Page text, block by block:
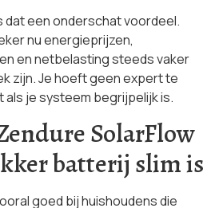
dat een onderschat voordeel.
nu energieprijzen,
en netbelasting steeds vaker
zijn. Je hoeft geen expert te
als je systeem begrijpelijk is.
SolarFlow
batterij slim is
goed bij huishoudens die